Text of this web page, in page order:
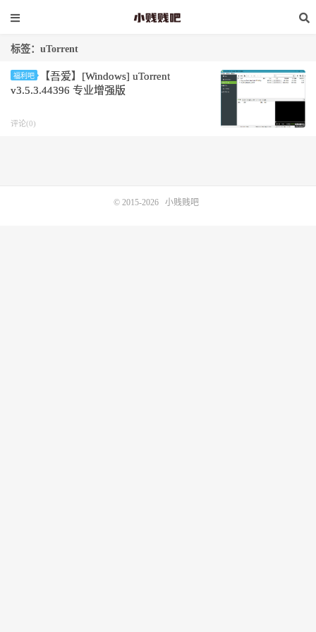
标签：uTorrent
福利吧
【吾爱】[Windows] uTorrent
v3.5.3.44396 专业增强版
评论(0)
© 2015-2026 小贱贱吧